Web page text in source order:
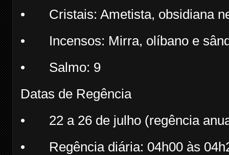
•
Cristais: Ametista, obsidiana
•
Incensos: Mirra, olíbano e
•
Salmo: 9
Datas de Regência
•
22 a 26 de julho (regência
•
Regência diária: 04h00 às